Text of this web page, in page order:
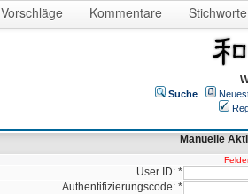
Vorschläge Kommentare Stichworte
Suche
Manuelle
User ID: *
Authentifizierungscode: *